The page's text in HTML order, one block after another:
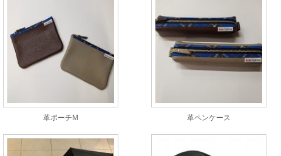
革ポーチM 革ペンケース